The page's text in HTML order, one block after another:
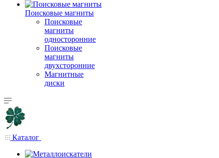
Поисковые магниты
Поисковые
магниты
односторонние
Поисковые
магниты
двухсторонние
Магнитные
диски
Каталог